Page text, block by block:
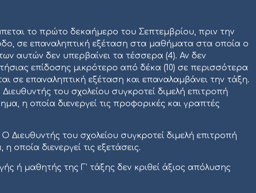
το πρώτο δεκαήμερο του Σεπτεμβρίου, πριν την
σε επαναληπτική εξέταση στα μαθήματα στα οποία ο
αυτών δεν υπερβαίνει τα τέσσερα (4). Αν δεν
επίδοσης μικρότερο από δέκα (10) σε περισσότερα
σε επαναληπτική εξέταση και επαναλαμβάνει την τάξη.
του σχολείου συγκροτεί διμελή επιτροπή
η οποία διενεργεί τις προφορικές και γραπτές
Διευθυντής του σχολείου συγκροτεί διμελή επιτροπή
διενεργεί τις εξετάσεις.
ή μαθητής της Γ’ τάξης δεν κριθεί άξιος απόλυσης